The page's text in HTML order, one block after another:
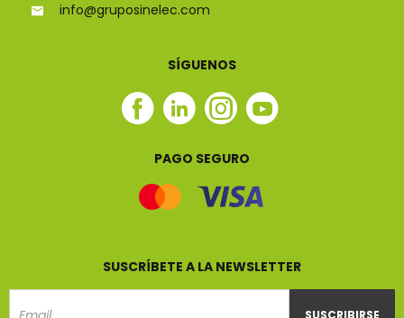
info@gruposinelec.com
SÍGUENOS
Facebook
Linkedin
Instagram
Youtube
PAGO SEGURO
SUSCRÍBETE A LA NEWSLETTER